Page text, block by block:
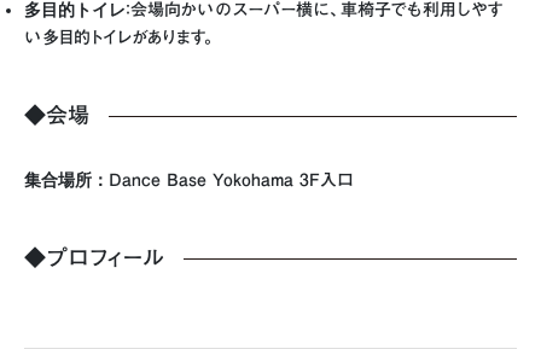
多目的トイレ：会場向かいのスーパー横に、車椅子でも利用しやす
い多目的トイレがあります。
◆会場
集合場所： Dance Base Yokohama 3F入口
◆プロフィール